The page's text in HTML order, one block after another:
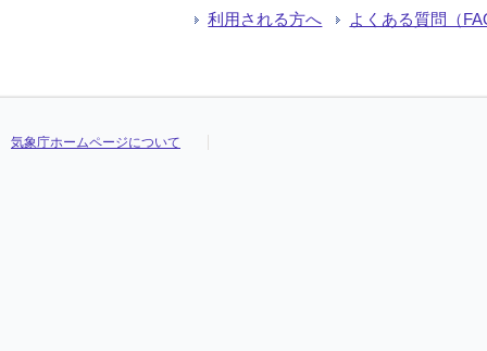
利用される方へ よくある質問（
気象庁ホームページについて